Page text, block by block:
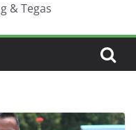
& Tegas